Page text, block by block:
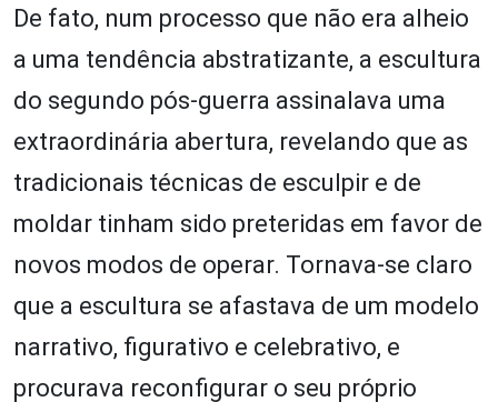
De fato, num processo que não era alheio
a uma tendência abstratizante, a escultura
do segundo pós-guerra assinalava uma
extraordinária abertura, revelando que as
tradicionais técnicas de esculpir e de
moldar tinham sido preteridas em favor de
novos modos de operar. Tornava-se claro
que a escultura se afastava de um modelo
narrativo, figurativo e celebrativo, e
procurava reconfigurar o seu próprio